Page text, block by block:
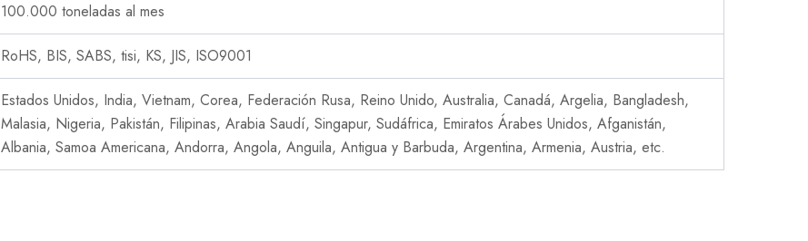
100.000 toneladas al mes
RoHS, BIS, SABS, tisi, KS, JIS, ISO9001
Estados Unidos, India, Vietnam, Corea, Federación Rusa, Reino Unido, Australia, Canadá, Argelia, Bangladesh,
Malasia, Nigeria, Pakistán, Filipinas, Arabia Saudí, Singapur, Sudáfrica, Emiratos Árabes Unidos, Afganistán,
Albania, Samoa Americana, Andorra, Angola, Anguila, Antigua y Barbuda, Argentina, Armenia, Austria, etc.